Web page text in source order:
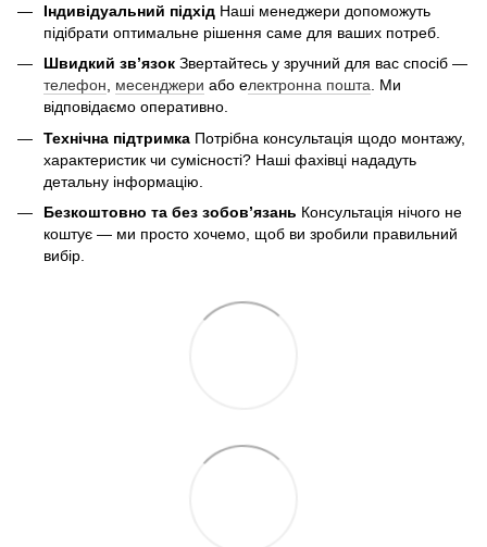
Індивідуальний підхід Наші менеджери допоможуть
підібрати оптимальне рішення саме для ваших потреб.
Швидкий зв’язок Звертайтесь у зручний для вас спосіб —
телефон, месенджери або електронна пошта. Ми
відповідаємо оперативно.
Технічна підтримка Потрібна консультація щодо монтажу,
характеристик чи сумісності? Наші фахівці нададуть
детальну інформацію.
Безкоштовно та без зобов’язань Консультація нічого не
коштує — ми просто хочемо, щоб ви зробили правильний
вибір.